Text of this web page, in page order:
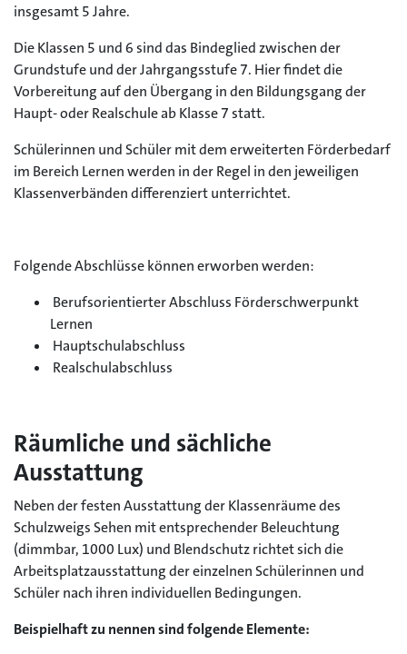
insgesamt 5 Jahre.
Die Klassen 5 und 6 sind das Bindeglied zwischen der
Grundstufe und der Jahrgangsstufe 7. Hier findet die
Vorbereitung auf den Übergang in den Bildungsgang der
Haupt- oder Realschule ab Klasse 7 statt.
Schülerinnen und Schüler mit dem erweiterten Förderbedarf
im Bereich Lernen werden in der Regel in den jeweiligen
Klassenverbänden differenziert unterrichtet.
Folgende Abschlüsse können erworben werden:
Berufsorientierter Abschluss Förderschwerpunkt
Lernen
Hauptschulabschluss
Realschulabschluss
Räumliche und sächliche
Ausstattung
Neben der festen Ausstattung der Klassenräume des
Schulzweigs Sehen mit entsprechender Beleuchtung
(dimmbar, 1000 Lux) und Blendschutz richtet sich die
Arbeitsplatzausstattung der einzelnen Schülerinnen und
Schüler nach ihren individuellen Bedingungen.
Beispielhaft zu nennen sind folgende Elemente: